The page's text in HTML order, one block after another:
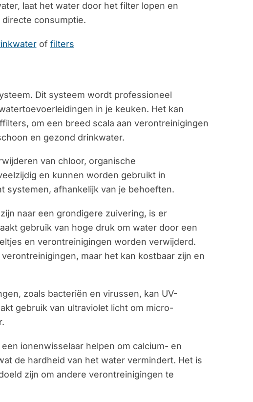
laat het water door het filter lopen en
consumptie.
of filters
Dit systeem wordt professioneel
in je keuken. Het kan
om een breed scala aan verontreinigingen
en gezond drinkwater.
van chloor, organische
en kunnen worden gebruikt in
systemen, afhankelijk van je behoeften.
naar een grondigere zuivering, is er
gebruik van hoge druk om water door een
en verontreinigingen worden verwijderd.
maar het kan kostbaar zijn en
zoals bacteriën en virussen, kan UV-
gebruik van ultraviolet licht om micro-
ionenwisselaar helpen om calcium- en
de hardheid van het water vermindert. Het is
zijn om andere verontreinigingen te